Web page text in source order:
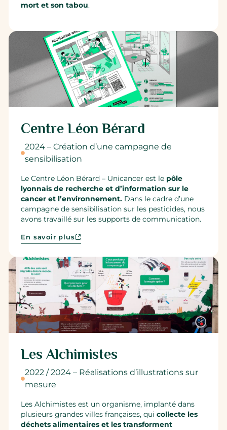
mort et son tabou.
Centre Léon Bérard
2024 – Création d’une campagne de
sensibilisation
Le Centre Léon Bérard – Unicancer est le pôle
lyonnais de recherche et d’information sur le
cancer et l’environnement. Dans le cadre d’une
campagne de sensibilisation sur les pesticides, nous
avons travaillé sur les supports de communication.
En savoir plus
Les Alchimistes
2022 / 2024 – Réalisations d’illustrations sur
mesure
Les Alchimistes est un organisme, implanté dans
plusieurs grandes villes françaises, quicollecte les
déchets alimentaires et les transforment